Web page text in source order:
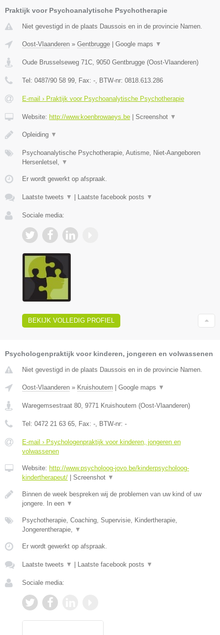
Praktijk voor Psychoanalytische Psychotherapie
Niet gevestigd in de plaats Daussois en in de provincie Namen.
Oost-Vlaanderen » Gentbrugge Google maps ▼
Oude Brusselseweg 71C, 9050 Gentbrugge (Oost-Vlaanderen)
Tel: 0487/90 58 99, Fax: -, BTW-nr: 0818.613.286
E-mail › Praktijk voor Psychoanalytische Psychotherapie
Website: http://www.koenbrowaeys.be Screenshot ▼
Opleiding ▼
Psychoanalytische Psychotherapie, Autisme, Niet-Aangeboren
Hersenletsel, ▼
Er wordt gewerkt op afspraak.
Laatste tweets ▼ Laatste facebook posts ▼
Sociale media:
BEKIJK VOLLEDIG PROFIEL
Psychologenpraktijk voor kinderen, jongeren en volwassenen
Niet gevestigd in de plaats Daussois en in de provincie Namen.
Oost-Vlaanderen » Kruishoutem Google maps ▼
Waregemsestraat 80, 9771 Kruishoutem (Oost-Vlaanderen)
Tel: 0472 21 63 65, Fax: -, BTW-nr: -
E-mail › Psychologenpraktijk voor kinderen, jongeren en
volwassenen
Website: http://www.psycholoog-jovo.be/kinderpsycholoog-
kindertherapeut/
Screenshot ▼
Binnen de week bespreken wij de problemen van uw kind of uw
jongere. In een ▼
Psychotherapie, Coaching, Supervisie, Kindertherapie,
Jongerentherapie, ▼
Er wordt gewerkt op afspraak.
Laatste tweets ▼ Laatste facebook posts ▼
Sociale media: